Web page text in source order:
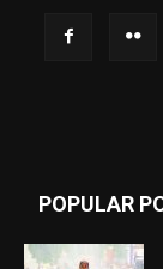
POPULAR